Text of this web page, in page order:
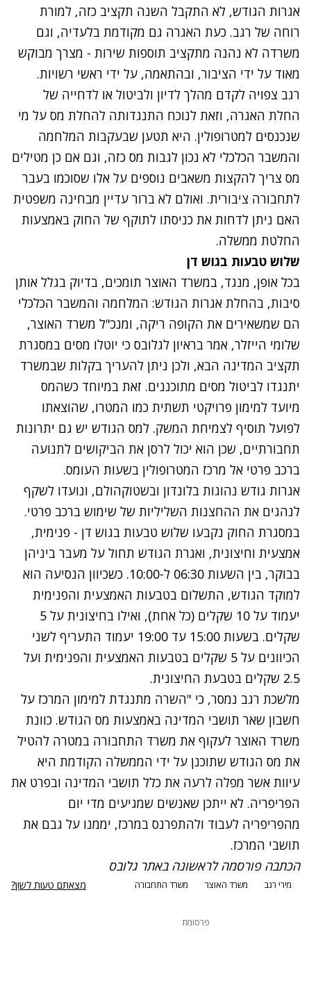
אגרות הגודש, לא התקבל השנה תקציב כזה, למורת
רוחה של רגב. כעת האגרה גם מקודמת בלעדיה, וגם
משרדה לא נהנה מתקציב תוספות שירות - מצרך מבוקש
מאוד על ידי הציבור, ובהתאמה, על ידי ראשי רשויות.
רגב צפויה לקדם מהלך לדיון ולביטול או לדחייה של
החלת האגרה, וזאת לנוכח התנגדותה להחלת מס על מי
שנכנסים למטרופולין. היא תטען שבעקבות המלחמה
והמשבר הכלכלי לא נכון לגבות מס כזה, וגם אם כן מטילים
מס צריך להקצות משאבים נוספים על אלו שסוכמו בעבר
לתחבורה ציבורית. ואולם לא ברור עדיין מבחינה משפטית
האם ניתן לדחות את כניסתו לתוקף של החוק באמצעות
החלטת ממשלה.
שלוש טבעות בגוש דן
בכל אופן, מנגד, במשרד האוצר תומכים, בדיוק בגלל אותן
סיבות, בהחלת אגרות הגודש: המלחמה והמשבר הכלכלי
הם שמשאירים את הקופה ריקה, ומנכ"ל משרד האוצר,
שלומי הייזלר, אמר בראיון לגלובס כי יוטלו מסים במסגרת
תקציב המדינה הבא, ולכן ניתן להעריך בקלות שבמשרד
יתנגדו לביטול מסים מתוכננים. זאת במיוחד כשהמס
מיועד למימון פרויקטי תשתית כמו המטרו, שהוצאתו
לפועל תוסיף לצמיחת המשק. למס הגודש יש גם יתרונות
תחבורתיים, שכן הוא יכול לרסן את הביקושים לתנועה
ברכב פרטי אל מרכז המטרופולין בשעות העומס.
אגרות גודש נהוגות בלונדון ובשטוקהולם, ונועדו לשקף
לנהגים את ההחצנות השליליות של שימוש ברכב פרטי.
במסגרת החוק נקבעו שלוש טבעות בגוש דן - פנימית,
אמצעית וחיצונית, ואגרת הגודש תחול על מעבר ביניהן
בבוקר, בין השעות 06:30 ל-10:00. כשכיוון הנסיעה הוא
למוקד הגודש, התשלום בטבעות האמצעית והפנימית
יעמוד על 10 שקלים (כל אחת), ואילו בחיצונית על 5
שקלים. בשעות 15:00 עד 19:00 יעמוד התעריף לשני
הכיוונים על 5 שקלים בטבעות האמצעית והפנימית ועל
2.5 שקלים בטבעת החיצונית.
מלשכת רגב נמסר, כי "השרה מתנגדת למימון המרכז על
חשבון שאר תושבי המדינה באמצעות מס הגודש. כוונת
משרד האוצר לעקוף את משרד התחבורה במטרה להטיל
את מס הגודש שתוכנן על ידי הממשלה הקודמת היא
עיוות אשר מפלה לרעה את כלל תושבי המדינה ובפרט את
הפריפריה. לא ייתכן שאנשים שמגיעים מדי יום
מהפריפריה לעבוד ולהתפרנס במרכז, יממנו על גבם את
תושבי המרכז.
הכתבה פורסמה לראשונה באתרגלובס
מירי רגב משרד האוצר משרד התחבורה מצאתם טעות לשון?
פרסומת